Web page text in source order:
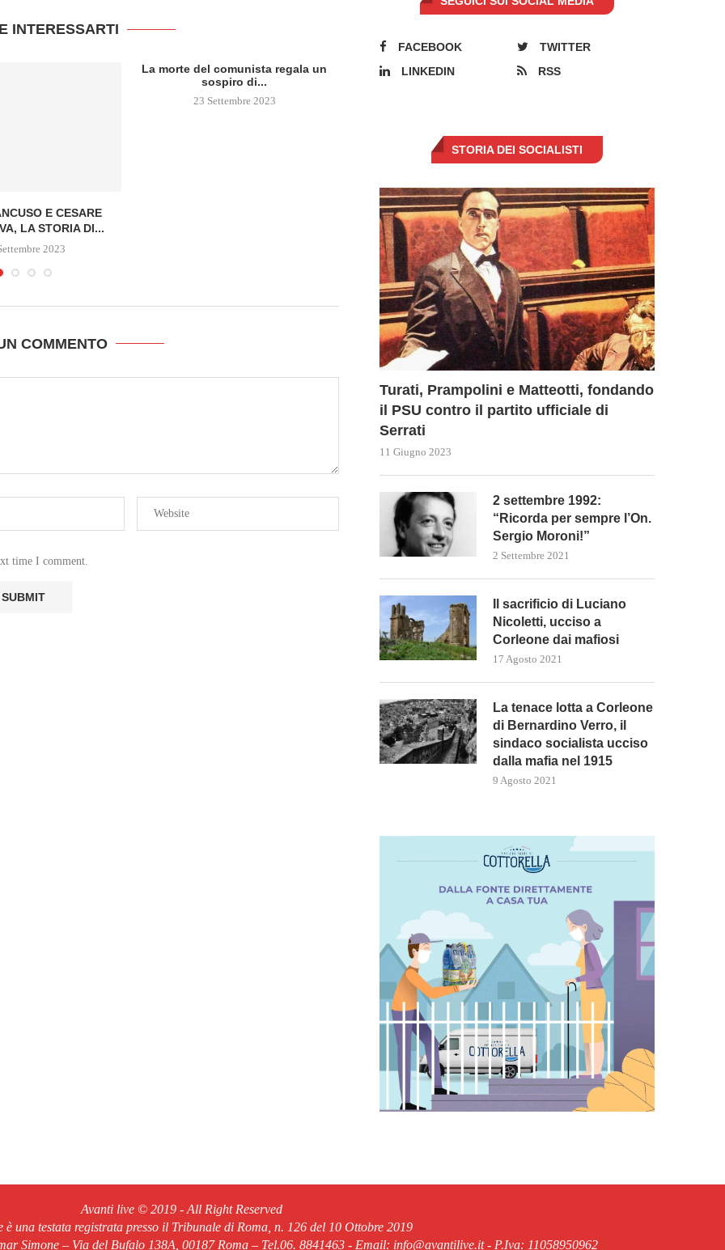
INTERESSARTI
E CESARE
LA STORIA DI...
2023
La morte del comunista regala un
sospiro di...
23 Settembre 2023
LAMPEDUSA: MELONI E LEYEN
METTONO IN SCENA UNA...
17 Settembre 2023
MAFIA SICILIANA: LA
COSA NOSTRA
17 Settembre 2023
COMMENTO
time I comment.
FACEBOOK
TWITTER
LINKEDIN
RSS
STORIA DEI SOCIALISTI
Turati, Prampolini e Matteotti, fondando
il PSU contro il partito ufficiale di
Serrati
11 Giugno 2023
2 settembre 1992:
“Ricorda per sempre l’On.
Sergio Moroni!”
2 Settembre 2021
Il sacrificio di Luciano
Nicoletti, ucciso a
Corleone dai mafiosi
17 Agosto 2021
La tenace lotta a Corleone
di Bernardino Verro, il
sindaco socialista ucciso
dalla mafia nel 1915
9 Agosto 2021
Avanti live © 2019 - All Right Reserved
è una testata registrata presso il Tribunale di Roma, n. 126 del 10 Ottobre 2019
Simone – Via del Bufalo 138A, 00187 Roma – Tel.06. 8841463 - Email: info@avantilive.it - P.Iva: 11058950962